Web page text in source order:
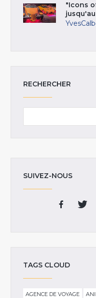
"Icons
RECHERCHER
SUIVEZ-NOUS
TAGS CLOUD
AGENCE DE VOYAGE